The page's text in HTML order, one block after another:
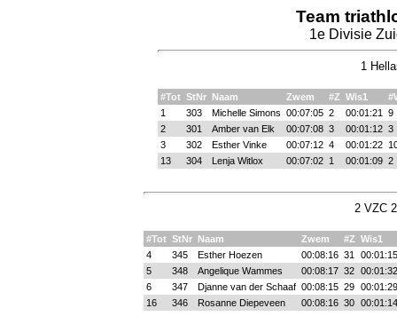
Team
1e Divisie
1
#Tot StNr Naam Zwem #Z Wis1
1
303 Michelle Simons 00:07:05 2 00:01:21
9
2
301 Amber van Elk 00:07:08 3 00:01:12 3
3
302 Esther Vinke 00:07:12 4 00:01:22
13
304 Lenja Witlox 00:07:02 1 00:01:09 2
2 VZC
#Tot StNr Naam Zwem #Z Wis1
4
345 Esther Hoezen 00:08:16 31
00:01:15
5
348 Angelique Wammes 00:08:17 32
00:01:32
6
347 Djanne van der Schaaf 00:08:15 29
00:01:29
16
346 Rosanne Diepeveen 00:08:16 30 00:01:14